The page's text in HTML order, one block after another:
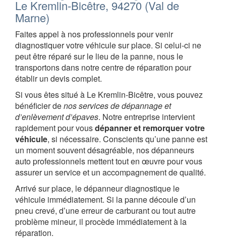
Le Kremlin-Bicêtre, 94270 (Val de
Marne)
Faites appel à nos professionnels pour venir
diagnostiquer votre véhicule sur place. Si celui-ci ne
peut être réparé sur le lieu de la panne, nous le
transportons dans notre centre de réparation pour
établir un devis complet.
Si vous êtes situé à Le Kremlin-Bicêtre, vous pouvez
bénéficier denos services de dépannage et
d’enlèvement d’épaves. Notre entreprise intervient
rapidement pour vousdépanner et remorquer votre
véhicule, si nécessaire. Conscients qu’une panne est
un moment souvent désagréable, nos dépanneurs
auto professionnels mettent tout en œuvre pour vous
assurer un service et un accompagnement de qualité.
Arrivé sur place, le dépanneur diagnostique le
véhicule immédiatement. Si la panne découle d’un
pneu crevé, d’une erreur de carburant ou tout autre
problème mineur, il procède immédiatement à la
réparation.